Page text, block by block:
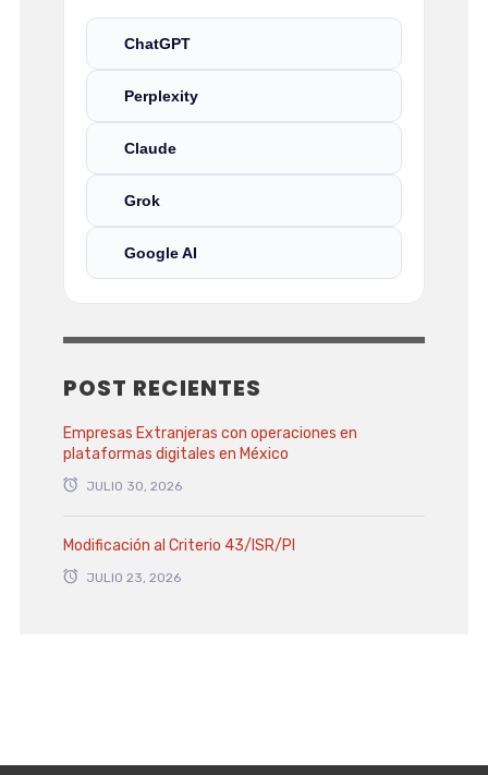
ChatGPT
Perplexity
Claude
Grok
Google AI
POST RECIENTES
Empresas Extranjeras con operaciones en
plataformas digitales en México
JULIO 30, 2026
Modificación al Criterio 43/ISR/PI
JULIO 23, 2026